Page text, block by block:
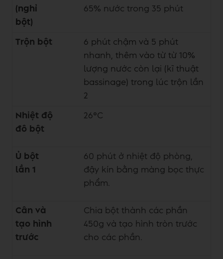
(nghỉ
bột)
65% nước trong 35 phút
Trộn bột
6 phút chậm và 5 phút
nhanh, thêm vào từ từ 10%
lượng nước còn lại (kĩ thuật
bassinage) trong lúc trộn lần
2
Nhiệt độ
đô bột
26°C
Ủ bột
lần 1
60 phút ở nhiệt độ phòng,
đậy kín bằng màng bọc thực
phẩm.
Cân và
tạo hình
trước
Chia bột thành các phần
450g và tạo hình tròn trước
cho các phần.